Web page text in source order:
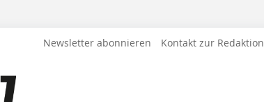
Newsletter abonnieren Kontakt zur Redaktion